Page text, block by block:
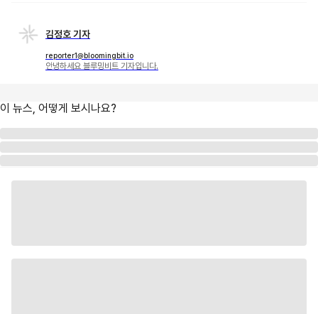
김정호 기자
reporter1@bloomingbit.io
안녕하세요 블루밍비트 기자입니다.
이 뉴스, 어떻게 보시나요?